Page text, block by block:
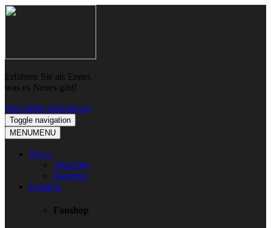
Skip
Skip
Erfahren Sie als Erster,
was es Neues gibt!
Newsletter abonnieren
Toggle navigation
MENUMENU
News
Aktuelles
Ratgeber
Fanshop
Fanshop